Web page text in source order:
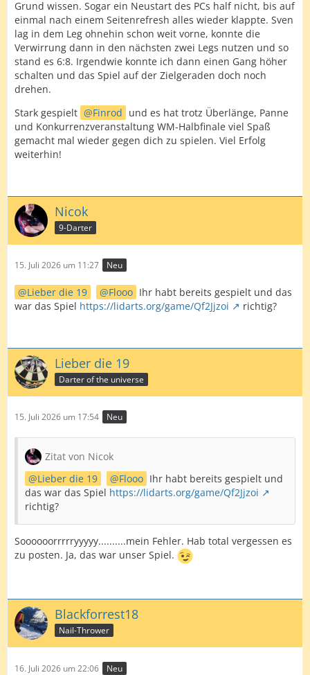
Grund wissen. Sogar ein Neustart des PCs half nicht, bis auf
einmal nach einem Seitenrefresh alles wieder klappte. Sven
lag in dem Leg ohnehin schon weit vorne, konnte die
Verwirrung dann in den nächsten zwei Legs nutzen und so
stand es 6:8. Irgendwie konnte ich dann einen Gang höher
schalten und das Spiel auf der Zielgeraden doch noch
drehen.
Stark gespielt
Finrod und es hat trotz Überlänge, Panne
und Konkurrenzveranstaltung WM-Halbfinale viel Spaß
gemacht mal wieder gegen dich zu spielen. Viel Erfolg
weiterhin!
Nicok
9-Darter
15. Juli 2026 um 11:27 Neu
Lieber die 19 Flooo Ihr habt bereits gespielt und das
war das Spiel https://lidarts.org/game/Qf2Jjzoi richtig?
Lieber die 19
Darter of the universe
15. Juli 2026 um 17:54 Neu
Zitat von Nicok
Lieber die 19
Flooo Ihr habt bereits gespielt und
das war das Spiel https://lidarts.org/game/Qf2Jjzoi
richtig?
Soooooorrrrryyyyy..........mein Fehler. Hab total vergessen es
zu posten. Ja, das war unser Spiel.
Blackforrest18
Nail-Thrower
16. Juli 2026 um 22:06 Neu